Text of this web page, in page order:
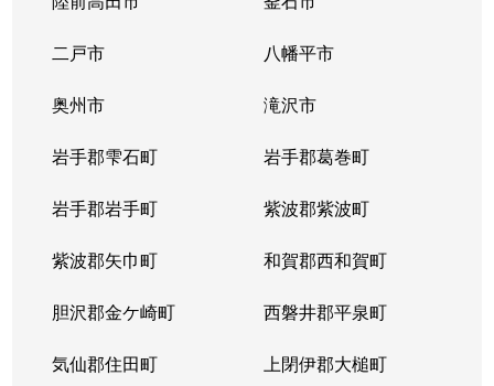
二戸市 八幡平市
奥州市 滝沢市
岩手郡雫石町 岩手郡葛巻町
岩手郡岩手町 紫波郡紫波町
紫波郡矢巾町 和賀郡西和賀町
胆沢郡金ケ崎町 西磐井郡平泉町
気仙郡住田町 上閉伊郡大槌町